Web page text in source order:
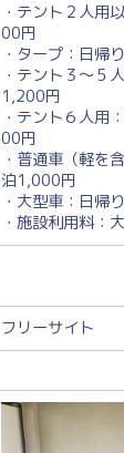
・テント２人用
00円
・タープ：日帰
・テント３～５
1,200円
・テント６人用
00円
・普通車（軽を
泊1,000円
・大型車：日帰
・施設利用料：
フリーサイト